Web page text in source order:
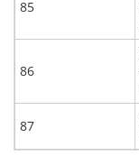
85
86
87